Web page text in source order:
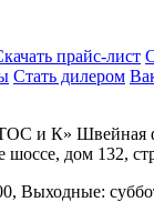
прайс-лист
Стать дилером
и К» Швейная
шоссе, дом 132,
Выходные: